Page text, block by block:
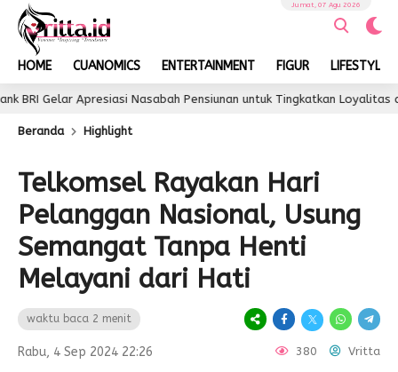
HOME CUANOMICS ENTERTAINMENT FIGUR LIFESTYLE
Jumat, 07 Agu 2026
Apresiasi Nasabah Pensiunan untuk Tingkatkan Loyalitas dan
Beranda Highlight
Telkomsel Rayakan Hari
Pelanggan Nasional, Usung
Semangat Tanpa Henti
Melayani dari Hati
waktu baca 2 menit
Rabu, 4 Sep 2024 22:26 380 Vritta